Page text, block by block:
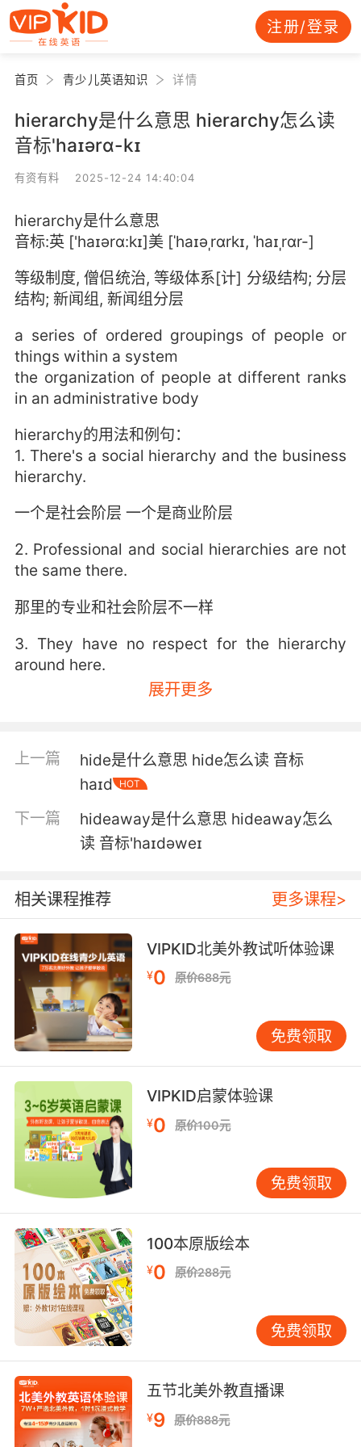
注册/登录
首页 青少儿英语知识 详情
hierarchy是什么意思 hierarchy怎么读
音标'haɪərɑ-kɪ
有资有料 2025-12-24 14:40:04
hierarchy是什么意思
音标:英 ['haɪərɑ:kɪ]美 [ˈhaɪəˌrɑrkɪ, ˈhaɪˌrɑr-]
等级制度, 僧侣统治, 等级体系[计] 分级结构; 分层
结构; 新闻组, 新闻组分层
a series of ordered groupings of people or
things within a system
the organization of people at different ranks
in an administrative body
hierarchy的用法和例句：
1. There's a social hierarchy and the business
hierarchy.
一个是社会阶层 一个是商业阶层
2. Professional and social hierarchies are not
the same there.
那里的专业和社会阶层不一样
3. They have no respect for the hierarchy
around here.
他们毫不尊重这里的等级制度
concerns.
你不用操心我们的社会等级
5. In terms of hierarchy, I'm a big believer in
至于等级制度 我是十分推崇的
6. You know, we have a command hierarchy
for a reason.
你知道 领导层不是白设的
7. This is the way musicians establish the
hierarchy.
8. There's an hierarchy around here, son,
don't you forget it.
这地方是有等级制度的 孩子 你忘了吗
blood.
重视你的家人 你的血统不是等级游戏
10. They're the hierarchy that's up here and
the mummy, I think, is quite low.
那些怪物等级高 木乃伊却相当低
展开更多
上一篇
hide是什么意思 hide怎么读 音标
haɪd
HOT
下一篇
hideaway是什么意思 hideaway怎么
读 音标'haɪdəweɪ
相关课程推荐 更多课程>
VIPKID北美外教试听体验课
¥0 原价688元
免费领取
VIPKID启蒙体验课
¥0 原价100元
免费领取
100本原版绘本
¥0 原价288元
免费领取
五节北美外教直播课
¥9 原价888元